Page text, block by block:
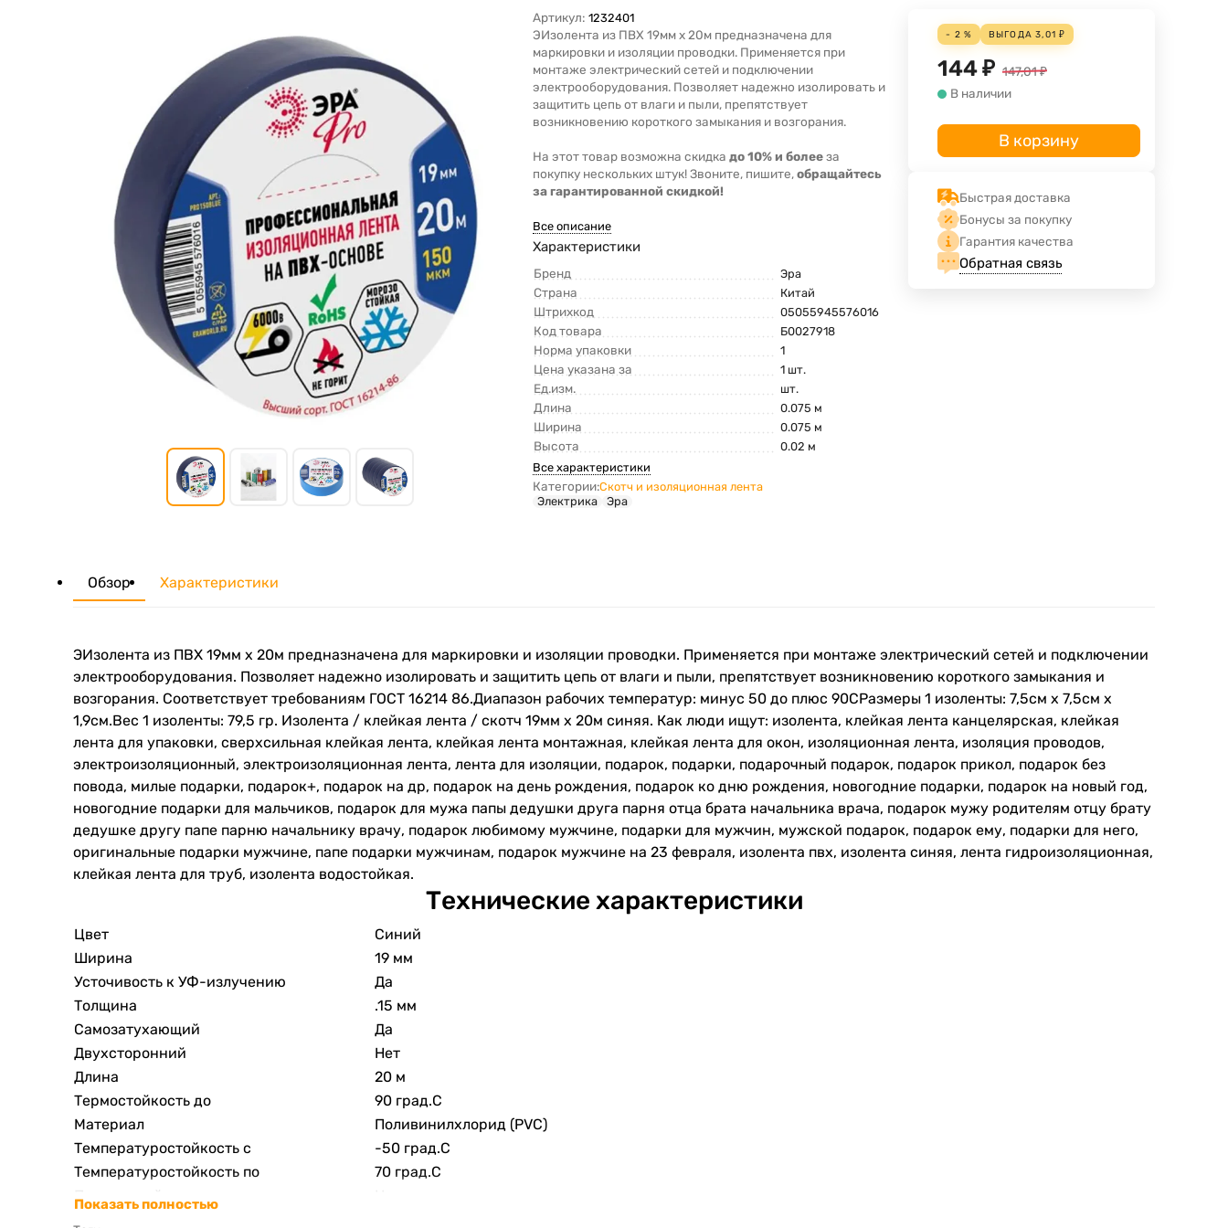
Артикул: 1232401
ЭИзолента из ПВХ 19мм х 20м предназначена для
маркировки и изоляции проводки. Применяется при
монтаже электрический сетей и подключении
электрооборудования. Позволяет надежно изолировать и
защитить цепь от влаги и пыли, препятствует
возникновению короткого замыкания и возгорания.
На этот товар возможна скидкадо 10% и болееза
покупку нескольких штук! Звоните, пишите,обращайтесь
за гарантированной скидкой!
Все описание
Характеристики
Бренд Эра
Страна Китай
Штрихкод 05055945576016
Код товара Б0027918
Норма упаковки 1
Цена указана за 1 шт.
Ед.изм. шт.
Длина 0.075 м
Ширина 0.075 м
Высота
0.02 м
Все характеристики
Категории:Скотч и изоляционная лента
Электрика
Эра
- 2 % ВЫГОДА3,01 ₽
144₽ 147,01₽
В наличии
В корзину
Быстрая доставка
Бонусы за покупку
Гарантия качества
Обратная связь
Обзор Характеристики
ЭИзолента из ПВХ 19мм х 20м предназначена для маркировки и изоляции проводки. Применяется при монтаже электрический сетей и подключении
электрооборудования. Позволяет надежно изолировать и защитить цепь от влаги и пыли, препятствует возникновению короткого замыкания и
возгорания. Соответствует требованиям ГОСТ 16214 86.Диапазон рабочих температур: минус 50 до плюс 90CРазмеры 1 изоленты: 7,5см х 7,5см х
1,9см.Вес 1 изоленты: 79,5 гр. Изолента / клейкая лента / скотч 19мм х 20м синяя. Как люди ищут: изолента, клейкая лента канцелярская, клейкая
лента для упаковки, сверхсильная клейкая лента, клейкая лента монтажная, клейкая лента для окон, изоляционная лента, изоляция проводов,
электроизоляционный, электроизоляционная лента, лента для изоляции, подарок, подарки, подарочный подарок, подарок прикол, подарок без
повода, милые подарки, подарок+, подарок на др, подарок на день рождения, подарок ко дню рождения, новогодние подарки, подарок на новый год,
новогодние подарки для мальчиков, подарок для мужа папы дедушки друга парня отца брата начальника врача, подарок мужу родителям отцу брату
дедушке другу папе парню начальнику врачу, подарок любимому мужчине, подарки для мужчин, мужской подарок, подарок ему, подарки для него,
оригинальные подарки мужчине, папе подарки мужчинам, подарок мужчине на 23 февраля, изолента пвх, изолента синяя, лента гидроизоляционная,
клейкая лента для труб, изолента водостойкая.
Технические характеристики
Цвет
Синий
Ширина
19 мм
Усточивость к УФ-излучению
Да
Толщина
.15 мм
Самозатухающий
Да
Двухсторонний
Нет
Длина
20 м
Термостойкость до
90 град.C
Материал
Поливинилхлорид (PVC)
Температуростойкость с
-50 град.C
Температуростойкость по
70 град.C
Прозрачный
Показать полностью